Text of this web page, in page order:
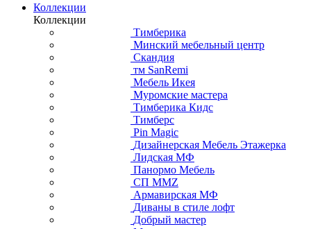
Коллекции
Коллекции
Тимберика
Минский мебельный центр
Скандия
тм SanRemi
Мебель Икея
Муромские мастера
Тимберика Кидс
Тимберс
Pin Magic
Дизайнерская Мебель Этажерка
Лидская МФ
Панормо Мебель
СП ММZ
Армавирская МФ
Диваны в стиле лофт
Добрый мастер